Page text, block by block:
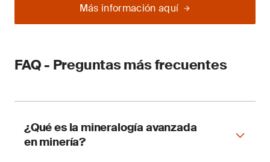
Más información aquí
FAQ - Preguntas más frecuentes
¿Qué es la mineralogía avanzada
en minería?